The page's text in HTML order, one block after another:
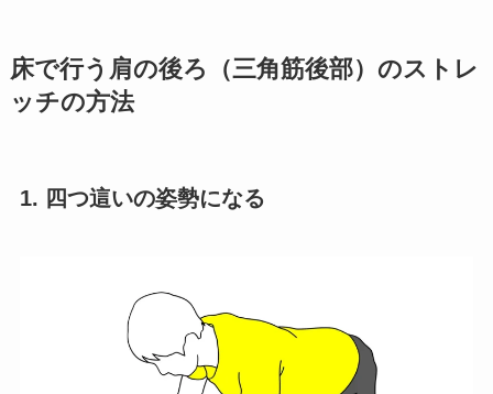
床で行う肩の後ろ（三角筋後部）のストレ
ッチの方法
1. 四つ這いの姿勢になる